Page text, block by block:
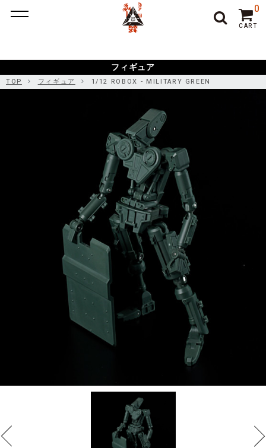
ポーカー アプリ おすすめ
ポー
カーアプリ おすすめ
オンラインポーカー
CART
0
フィギュア
TOP フィギュア 1/12 ROBOX - MILITARY GREEN